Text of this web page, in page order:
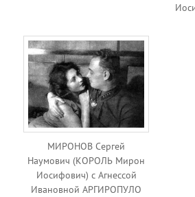
МИРОНОВ Сергей
Наумович (КОРОЛЬ Мирон
Иосифович) с Агнессой
Ивановной АРГИРОПУЛО